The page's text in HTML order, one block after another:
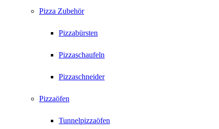
Pizza Zubehör
Pizzabürsten
Pizzaschaufeln
Pizzaschneider
Pizzaöfen
Tunnelpizzaöfen